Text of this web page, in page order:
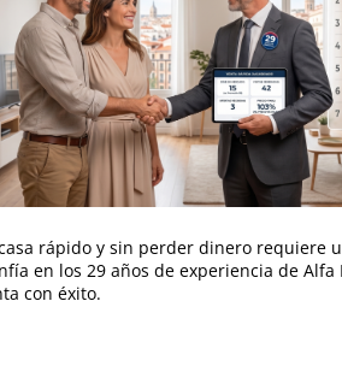
rápido y sin perder dinero requiere
en los 29 años de experiencia de
con éxito.